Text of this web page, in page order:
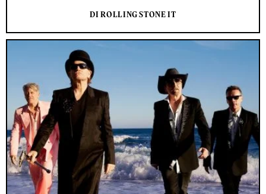
DI ROLLING STONE IT